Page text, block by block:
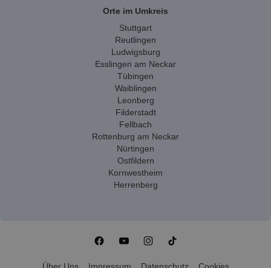
Orte im Umkreis
Stuttgart
Reutlingen
Ludwigsburg
Esslingen am Neckar
Tübingen
Waiblingen
Leonberg
Filderstadt
Fellbach
Rottenburg am Neckar
Nürtingen
Ostfildern
Kornwestheim
Herrenberg